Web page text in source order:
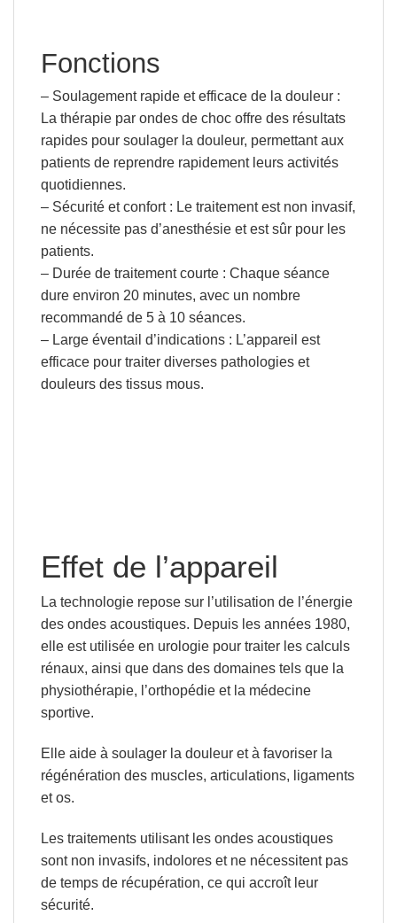
Fonctions
– Soulagement rapide et efficace de la douleur:
La thérapie par ondes de choc offre des résultats
rapides pour soulager la douleur, permettant aux
patients de reprendre rapidement leurs activités
quotidiennes.
– Sécurité et confort : Le traitement est non invasif,
ne nécessite pas d’anesthésie et est sûr pour les
patients.
– Durée de traitement courte : Chaque séance
dure environ 20 minutes, avec un nombre
recommandé de 5 à 10 séances.
– Large éventail d’indications : L’appareil est
efficace pour traiter diverses pathologies et
douleurs des tissus mous.
Effet de l’appareil
La technologie repose sur l’utilisation de l’énergie
des ondes acoustiques. Depuis les années 1980,
elle est utilisée en urologie pour traiter les calculs
rénaux, ainsi que dans des domaines tels que la
physiothérapie, l’orthopédie et la médecine
sportive.
Elle aide à soulager la douleur et à favoriser la
régénération des muscles, articulations, ligaments
et os.
Les traitements utilisant les ondes acoustiques
sont non invasifs, indolores et ne nécessitent pas
de temps de récupération, ce qui accroît leur
sécurité.